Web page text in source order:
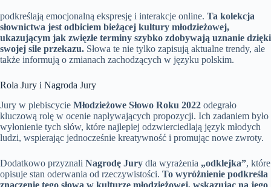
podkreślają emocjonalną ekspresję i interakcje online. Ta kolekcja
słownictwa jest odbiciem bieżącej kultury młodzieżowej,
ukazującym jak zwięzłe terminy szybko zdobywają uznanie dzięki
swojej sile przekazu. Słowa te nie tylko zapisują aktualne trendy, ale
także informują o zmianach zachodzących w języku polskim.
Rola Jury i Nagroda Jury
Jury w plebiscycie Młodzieżowe Słowo Roku 2022 odegrało
kluczową rolę w ocenie napływających propozycji. Ich zadaniem było
wyłonienie tych słów, które najlepiej odzwierciedlają język młodych
ludzi, wspierając jednocześnie kreatywność i promując nowe zwroty.
Dodatkowo przyznali Nagrodę Jury dla wyrażenia „odklejka”, które
opisuje stan oderwania od rzeczywistości. To wyróżnienie podkreśla